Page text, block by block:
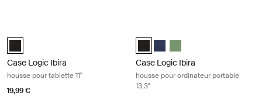
Case Logic Ibira Laptop Sleeve Noir (selected)
Case Logic Ibira
housse pour tablette 11"
19,99 €
Case Logic Ibira Laptop Sleeve
Case Logic Ibira Laptop
Case Logic Ibira Laptop
Case Logic Ibira
housse pour ordinateur portable
13,3"